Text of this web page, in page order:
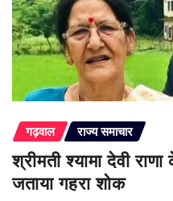
गढ़वाल राज्य समाचार
श्रीमती श्यामा देवी
जताया गहरा शोक